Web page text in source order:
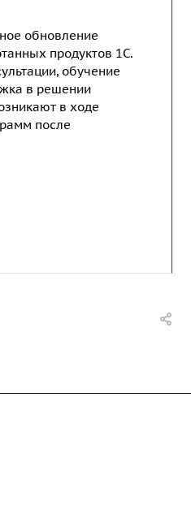
обновление
продуктов 1С.
обучение
в решении
в ходе
после